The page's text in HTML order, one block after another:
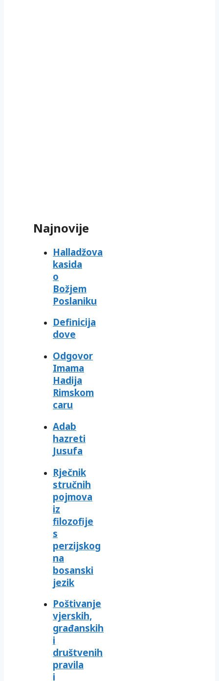
Najnovije
Halladžova
kasida
o
Božjem
Poslaniku
Definicija
dove
Odgovor
Imama
Hadija
Rimskom
caru
Adab
hazreti
Jusufa
Rječnik
stručnih
pojmova
iz
filozofije
s
perzijskog
na
bosanski
jezik
Poštivanje
vjerskih,
građanskih
i
društvenih
pravila
i